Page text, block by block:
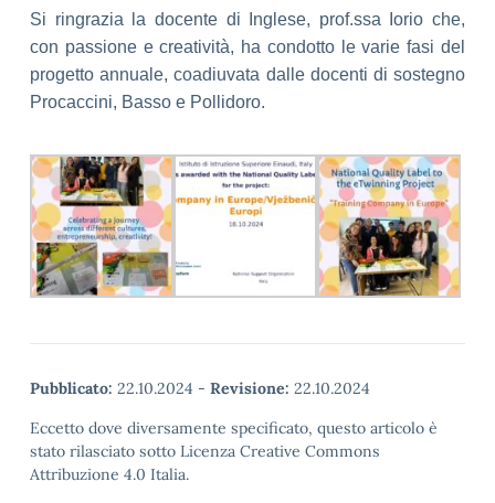
Si ringrazia la docente di Inglese, prof.ssa Iorio che,
con passione e creatività, ha condotto le varie fasi del
progetto annuale, coadiuvata dalle docenti di sostegno
Procaccini, Basso e Pollidoro.
Pubblicato: 22.10.2024 - Revisione: 22.10.2024
Eccetto dove diversamente specificato, questo articolo è
stato rilasciato sotto Licenza Creative Commons
Attribuzione 4.0 Italia.